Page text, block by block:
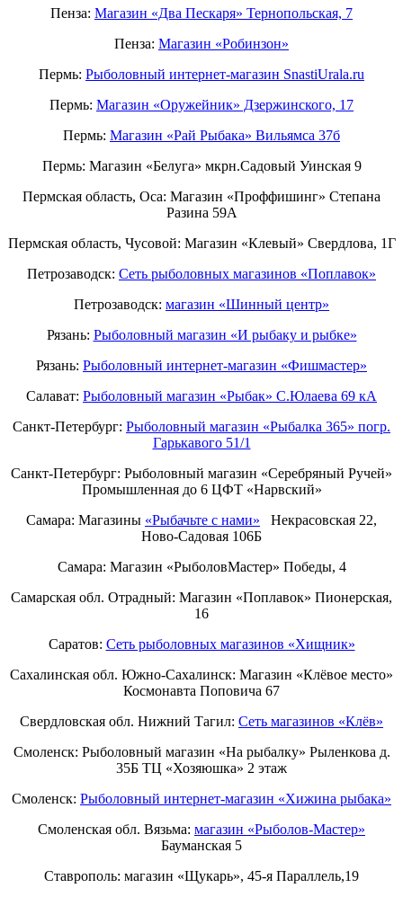
Пенза: Магазин «Два Пескаря» Тернопольская, 7
Пенза: Магазин «Робинзон»
Пермь: Рыболовный интернет-магазин SnastiUrala.ru
Пермь: Магазин «Оружейник» Дзержинского, 17
Пермь: Магазин «Рай Рыбака» Вильямса 37б
Пермь: Магазин «Белуга» мкрн.Садовый Уинская 9
Пермская область, Оса: Магазин «Проффишинг» Степана
Разина 59А
Пермская область, Чусовой: Магазин «Клевый» Свердлова, 1Г
Петрозаводск: Сеть рыболовных магазинов «Поплавок»
Петрозаводск: магазин «Шинный центр»
Рязань: Рыболовный магазин «И рыбаку и рыбке»
Рязань: Рыболовный интернет-магазин «Фишмастер»
Салават: Рыболовный магазин «Рыбак» С.Юлаева 69 кА
Санкт-Петербург: Рыболовный магазин «Рыбалка 365» погр.
Гарькавого 51/1
Санкт-Петербург: Рыболовный магазин «Серебряный Ручей»
Промышленная до 6 ЦФТ «Нарвский»
Самара: Магазины «Рыбачьте с нами» Некрасовская 22,
Ново-Садовая 106Б
Самара: Магазин «РыболовМастер» Победы, 4
Самарская обл. Отрадный: Магазин «Поплавок» Пионерская,
16
Саратов: Сеть рыболовных магазинов «Хищник»
Сахалинская обл. Южно-Сахалинск: Магазин «Клёвое место»
Космонавта Поповича 67
Свердловская обл. Нижний Тагил: Cеть магазинов «Клёв»
Смоленск: Рыболовный магазин «На рыбалку» Рыленкова д.
35Б ТЦ «Хозяюшка» 2 этаж
Смоленск: Рыболовный интернет-магазин «Хижина рыбака»
Смоленская обл. Вязьма: магазин «Рыболов-Мастер»
Бауманская 5
Ставрополь: магазин «Щукарь», 45-я Параллель,19